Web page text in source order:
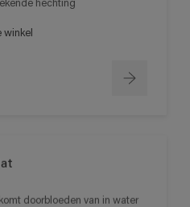
hechting
winkel
doorbloeden van in water